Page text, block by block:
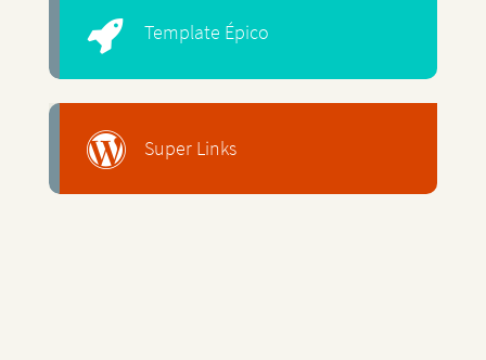
Template Épico
Super Links